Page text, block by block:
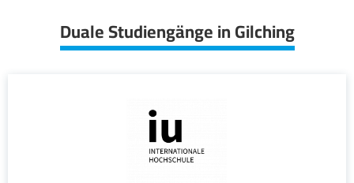
Duale Studiengänge in Gilching